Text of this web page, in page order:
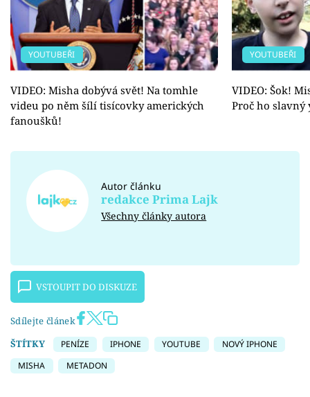
YOUTUBEŘI
VIDEO: Misha dobývá svět! Na tomhle
videu po něm šílí tisícovky amerických
fanoušků!
YOUTUBEŘI
VIDEO: Šok!
Proč ho slavný
Autor článku
redakce Prima Lajk
Všechny články autora
VSTOUPIT DO DISKUZE
Sdílejte článek
ŠTÍTKY
PENÍZE IPHONE YOUTUBE
NOVÝ IPHONE
MISHA
METADON